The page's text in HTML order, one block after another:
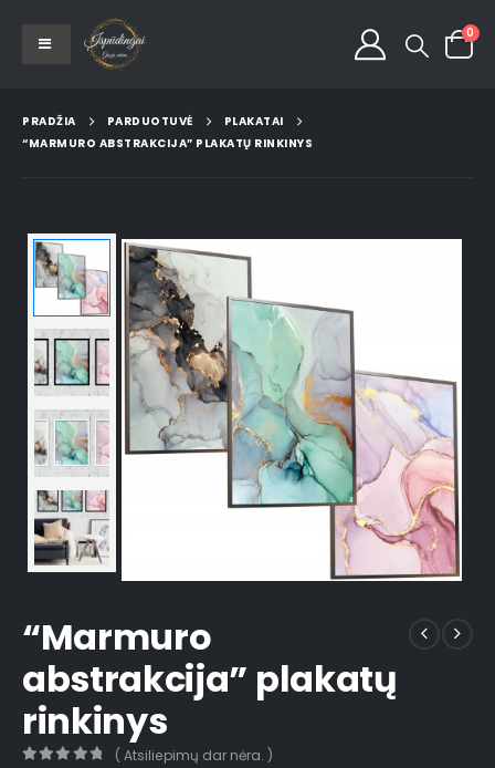
0
PRADŽIA PARDUOTUVĖ
PLAKATAI
“MARMURO ABSTRAKCIJA” PLAKATŲ RINKINYS
“Marmuro
abstrakcija” plakatų
rinkinys
( Atsiliepimų dar nėra. )